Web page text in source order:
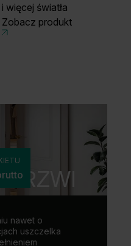
i więcej światła
Zobacz produkt
o
Odporna